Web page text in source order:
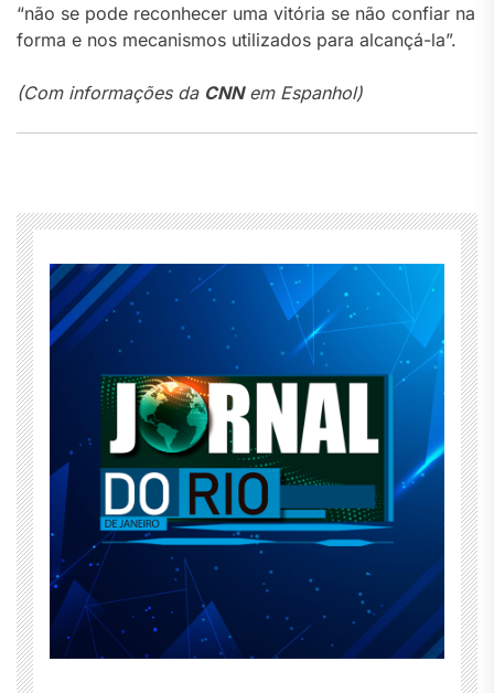
“não se pode reconhecer uma vitória se não confiar na
forma e nos mecanismos utilizados para alcançá-la”.
(Com informações da CNNem Espanhol)